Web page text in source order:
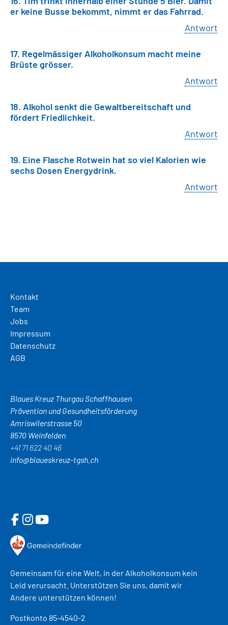
er keine Busse bekommt, nimmt er das Fahrrad.
Antwort
17. Regelmässiger Alkoholkonsum macht meine
Brüste grösser.
Antwort
18. Alkohol senkt die Gewaltbereitschaft und
fördert Friedlichkeit.
Antwort
19. Eine Flasche Rotwein hat so viel Kalorien wie
sechs Dosen Energydrink.
Antwort
Kontakt
Team
Jobs
Impressum
Datenschutz
AGB
Blaues Kreuz Thurgau Schaffhausen
Prävention und Gesundheitsförderung
Amriswilerstrasse 50
8570 Weinfelden
+41 71 622 40 46
info@blaueskreuz-tgsh.ch
Gemeinsam für eine Welt, in der Alkoholkonsum kein
Leid verursacht. Unterstützen Sie uns, damit wir
Andere unterstützen können!
Postkonto 85-4540-2